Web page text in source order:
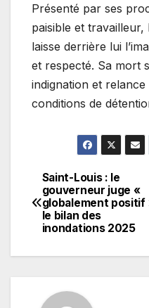
Présenté par ses
paisible et
laisse derrière lui
et respecté. Sa mort
indignation et
conditions de
Navigation
de
Saint-Louis : le
gouverneur juge «
globalement positif
le bilan des
inondations 2025